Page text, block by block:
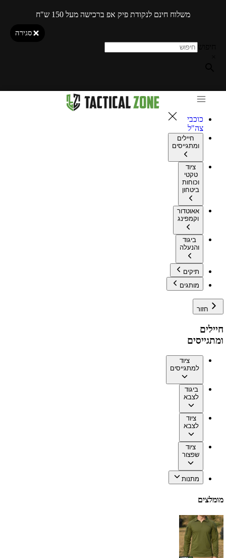
משלוח חינם לנקודת פיק אפ ברכישה מעל 150 ש"ח
סגירה
כוכבי
צה"ל
חיילים
ומתגייסים
ציוד
טקטי
וכוחות
ביטחון
אאוטדור
וקמפינג
ביגוד
והנעלה
תיקים
מותגים
חזור
חיילים
ומתגייסים
ציוד
למתגייסים
ביגוד
לצבא
ציוד
לצבא
ציוד
שפצור
מתנות
מומלצים